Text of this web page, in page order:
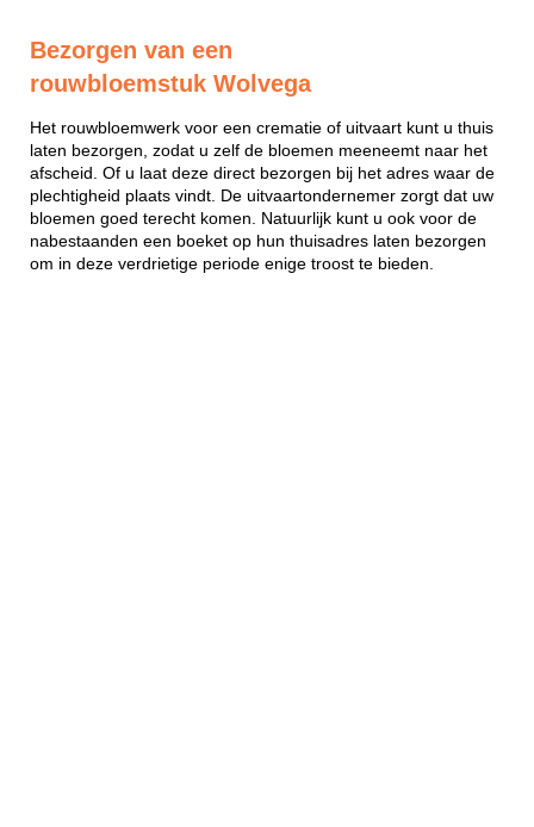
Bezorgen van een
rouwbloemstuk Wolvega
Het rouwbloemwerk voor een crematie of uitvaart kunt u thuis
laten bezorgen, zodat u zelf de bloemen meeneemt naar het
afscheid. Of u laat deze direct bezorgen bij het adres waar de
plechtigheid plaats vindt. De uitvaartondernemer zorgt dat uw
bloemen goed terecht komen. Natuurlijk kunt u ook voor de
nabestaanden een boeket op hun thuisadres laten bezorgen
om in deze verdrietige periode enige troost te bieden.